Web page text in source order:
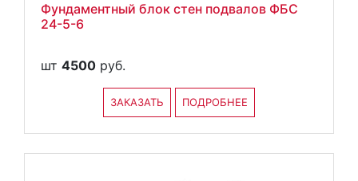
Фундаментный блок стен подвалов ФБС
24-5-6
шт 4500 руб.
ЗАКАЗАТЬ ПОДРОБНЕЕ